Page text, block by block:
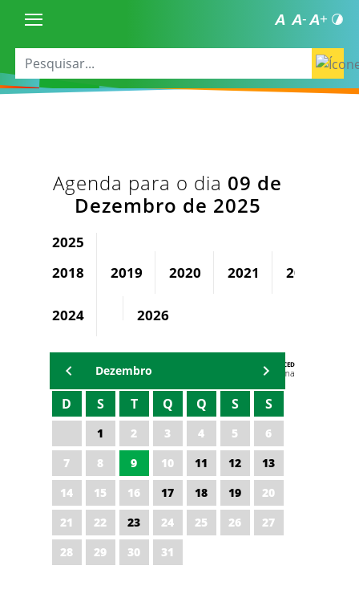
Agenda para o dia 09 de
Dezembro de 2025
2025
2018
2019 2020 2021 2022
2024 2026
AGENDA DA CODED/CED
Vagna Lima
Dezembro
D S T Q Q S S
1 2 3 4 5
6
7
8 9 10 11 12
13
14
15 16 17 18 19
20
21
22 23 24 25 26
27
28
29 30 31